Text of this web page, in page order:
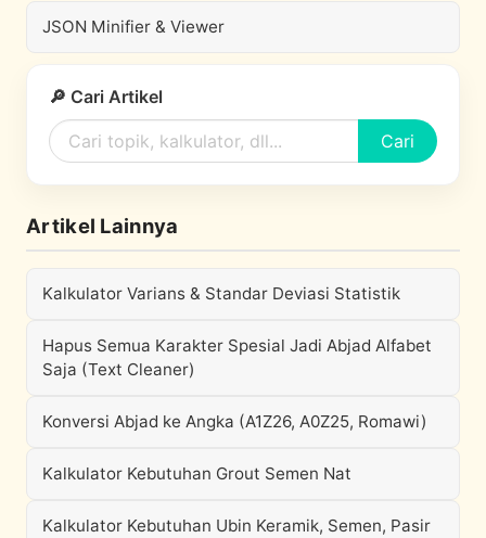
JSON Minifier & Viewer
🔎 Cari Artikel
Cari
Artikel Lainnya
Kalkulator Varians & Standar Deviasi Statistik
Hapus Semua Karakter Spesial Jadi Abjad Alfabet
Saja (Text Cleaner)
Konversi Abjad ke Angka (A1Z26, A0Z25, Romawi)
Kalkulator Kebutuhan Grout Semen Nat
Kalkulator Kebutuhan Ubin Keramik, Semen, Pasir